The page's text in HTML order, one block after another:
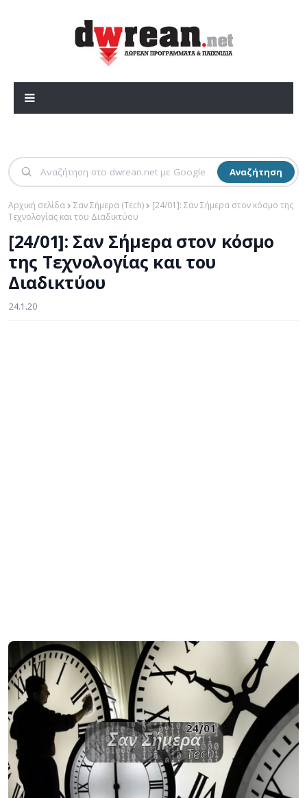
Αναζήτηση
Αρχική σελίδα Σαν Σήμερα (Τεch)
[24/01]: Σαν Σήμερα στον κόσμο της
Τεχνολογίας και του Διαδικτύου
[24/01]: Σαν Σήμερα στον κόσμο
της Τεχνολογίας και του
Διαδικτύου
24.1.20